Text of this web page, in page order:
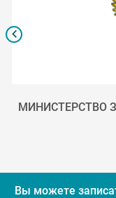
МИНИСТЕРСТВО
Вы можете